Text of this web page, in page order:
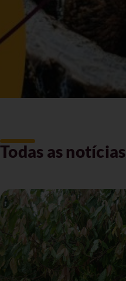
Todas as notícias